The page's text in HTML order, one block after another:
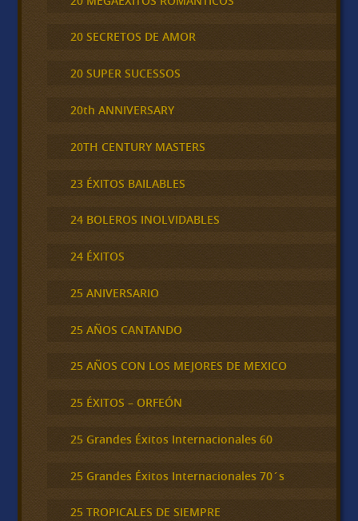
20 SECRETOS DE AMOR
20 SUPER SUCESSOS
20th ANNIVERSARY
20TH CENTURY MASTERS
23 ÉXITOS BAILABLES
24 BOLEROS INOLVIDABLES
24 ÉXITOS
25 ANIVERSARIO
25 AÑOS CANTANDO
25 AÑOS CON LOS MEJORES DE MEXICO
25 ÉXITOS – ORFEÓN
25 Grandes Éxitos Internacionales 60
25 Grandes Éxitos Internacionales 70´s
25 TROPICALES DE SIEMPRE